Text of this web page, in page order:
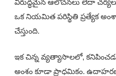
విరుద్ధమైన ఆలోచనలు లేదా
ఒక నియమిత పరిస్థితి ప్రత్యేక
చేస్తుంది.
ఇక చిన్న వ్యత్యాసాలలో,
అంశం కూడా ప్రాధమికం.